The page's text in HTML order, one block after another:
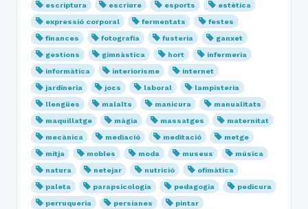
escriptura
escriure esports
estètica
expressió corporal
fermentats
festes
finances
fotografia fusteria
ganxet
gestions
gimnàstica hort
infermeria
informàtica
interiorisme
internet
jardineria
jocs laboral
lampisteria
llengües
malalts manicura
manualitats
maquillatge
màgia massatges
maternitat
mecànica
mediació meditació
metge
mitja
mobles moda museus
música
natura
netejar nutrició
ofimàtica
paleta
parapsicologia pedagogia
pedicura
perruqueria
persianes
pintar